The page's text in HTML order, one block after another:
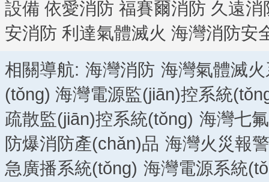
設備 依愛消防 福賽爾消防 久遠消
安消防 利達氣體滅火 海灣消防安
相關導航: 海灣消防 海灣氣體滅
(tǒng) 海灣電源監(jiān)控系統
疏散監(jiān)控系統(tǒng) 海灣七
防爆消防產(chǎn)品 海灣火災報
急廣播系統(tǒng) 海灣電源系統